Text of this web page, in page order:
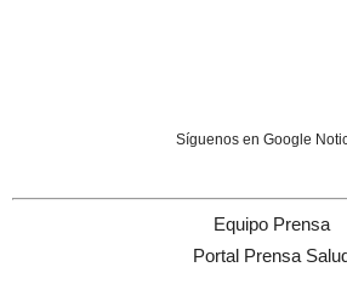
Síguenos en Google
Equipo Prensa
Portal Prensa